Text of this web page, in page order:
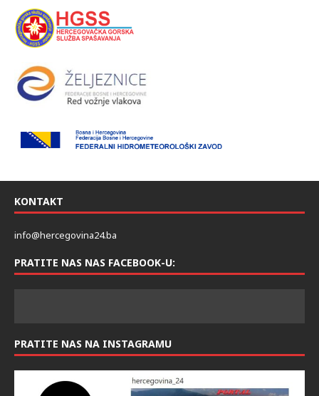
KONTAKT
info@hercegovina24.ba
PRATITE NAS NAS FACEBOOK-U:
PRATITE NAS NA INSTAGRAMU